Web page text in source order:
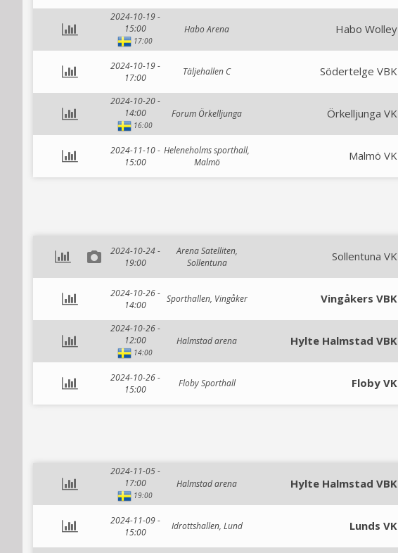
2024-10-19 -
15:00
17:00
Habo Arena Habo Wolley
2024-10-19 -
17:00
Täljehallen C Södertelge VBK
2024-10-20 -
14:00
16:00
Forum Örkelljunga Örkelljunga VK
2024-11-10 -
15:00
Heleneholms sporthall,
Malmö
Malmö VK
2024-10-24 -
19:00
Arena Satelliten,
Sollentuna
Sollentuna VK
2024-10-26 -
14:00
Sporthallen, Vingåker Vingåkers VBK
2024-10-26 -
12:00
14:00
Halmstad arena Hylte Halmstad VBK
2024-10-26 -
15:00
Floby Sporthall Floby VK
2024-11-05 -
17:00
19:00
Halmstad arena Hylte Halmstad VBK
2024-11-09 -
15:00
Idrottshallen, Lund Lunds VK